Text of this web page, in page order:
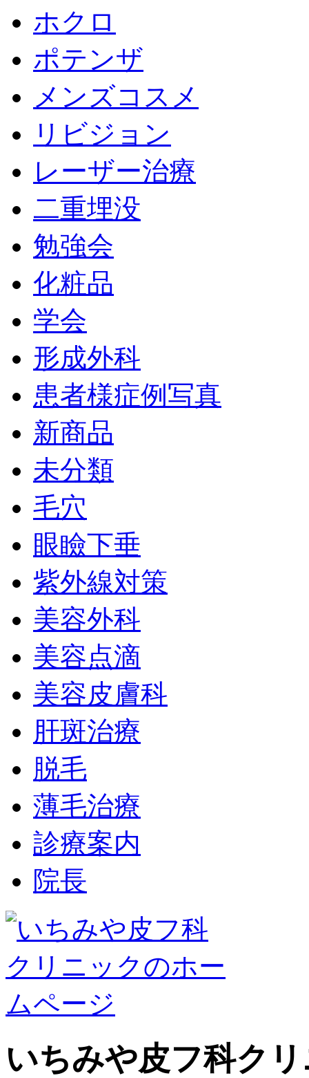
ホクロ
ポテンザ
メンズコスメ
リビジョン
レーザー治療
二重埋没
勉強会
化粧品
学会
形成外科
患者様症例写真
新商品
未分類
毛穴
眼瞼下垂
紫外線対策
美容外科
美容点滴
美容皮膚科
肝斑治療
脱毛
薄毛治療
診療案内
院長
いちみや皮フ科ク